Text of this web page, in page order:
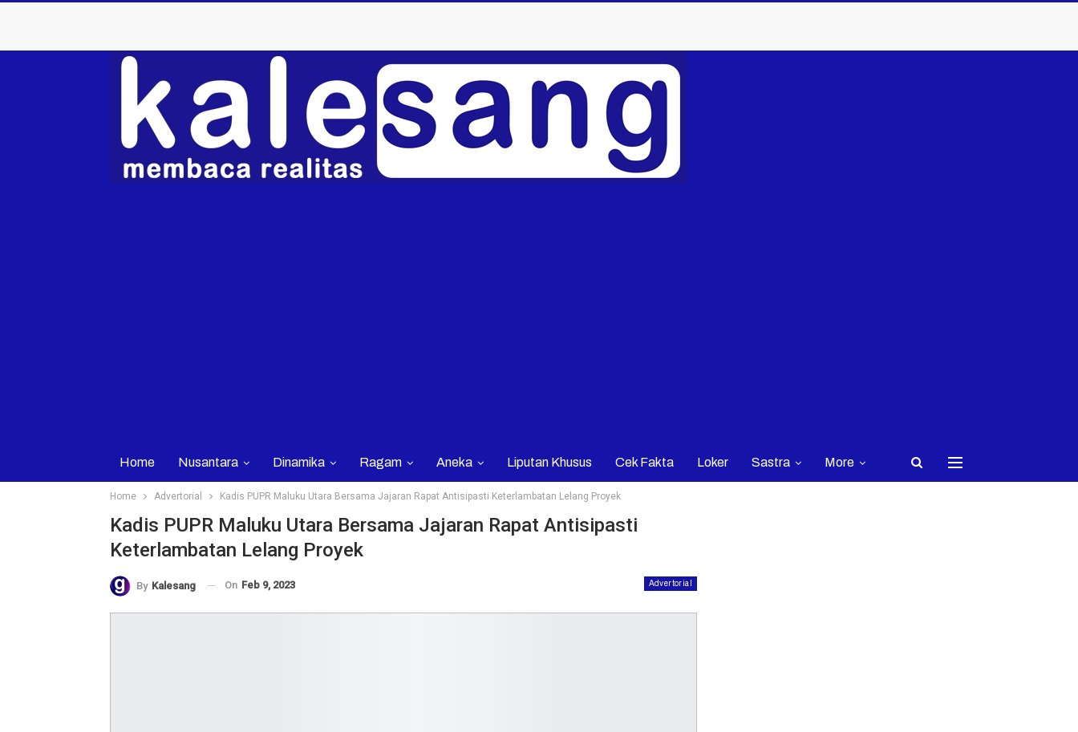
Home Nusantara Dinamika Ragam Aneka Liputan Khusus Cek Fakta Loker Sastra More
Home Advertorial Kadis PUPR Maluku Utara Bersama Jajaran Rapat Antisipasti Keterlambatan Lelang Proyek
Kadis PUPR Maluku Utara Bersama Jajaran Rapat Antisipasti
Keterlambatan Lelang Proyek
Advertorial
By Kalesang On Feb 9, 2023